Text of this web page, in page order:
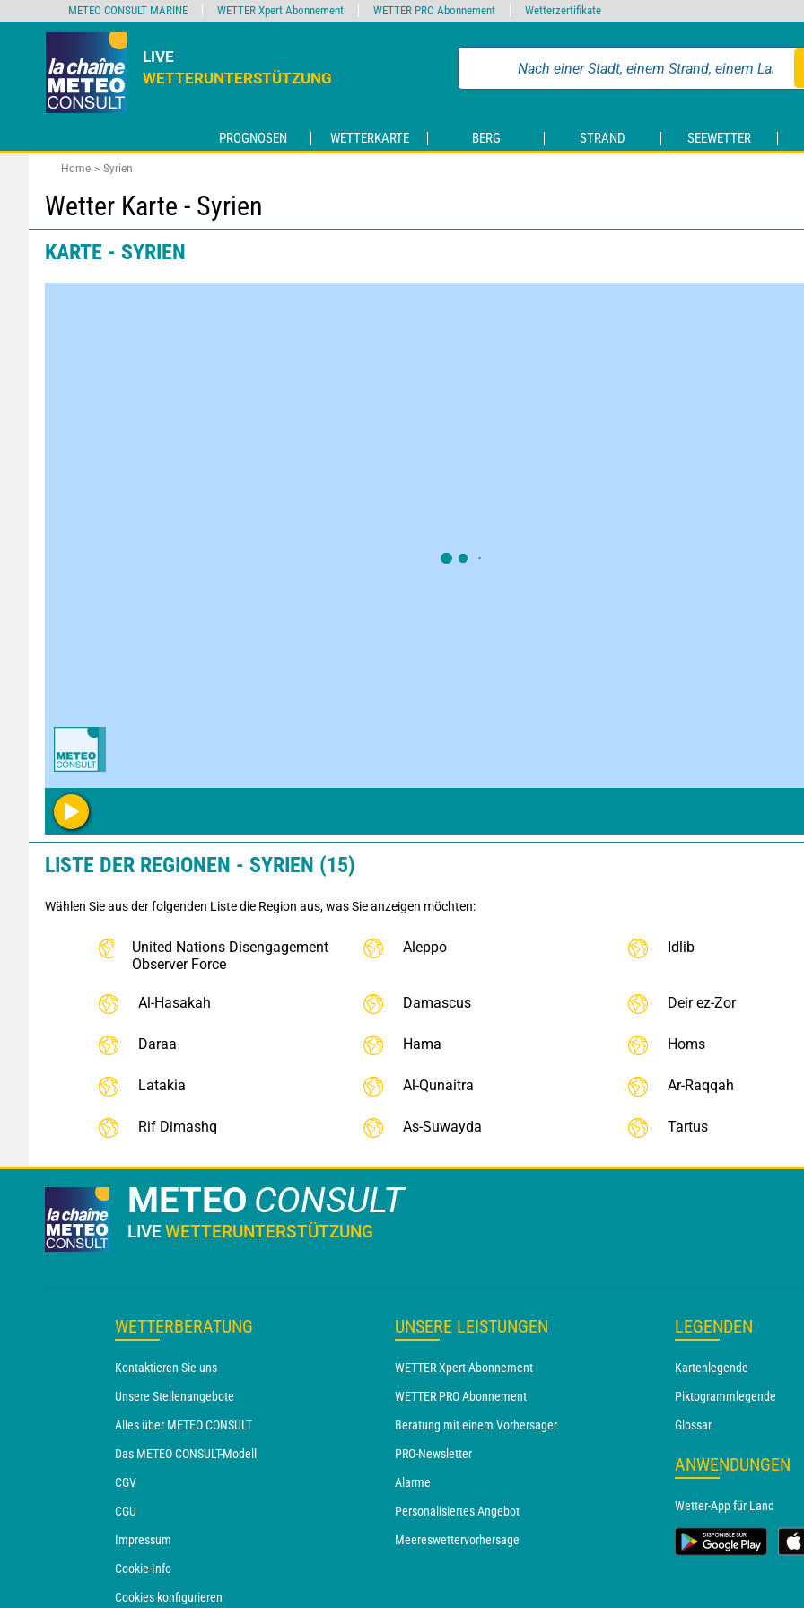
LIVE
WETTERUNTERSTÜTZUNG
PROGNOSEN WETTERKARTE BERG STRAND SEEWETTER
Home Syrien
Wetter Karte - Syrien
KARTE - SYRIEN
LISTE DER REGIONEN - SYRIEN (15)
Wählen Sie aus der folgenden Liste die Region aus, was Sie anzeigen möchten:
United Nations Disengagement
Observer Force
Aleppo Idlib
Al-Hasakah Damascus Deir ez-Zor
Daraa Hama Homs
Latakia Al-Qunaitra Ar-Raqqah
Rif Dimashq As-Suwayda Tartus
METEO CONSULT
LIVEWETTERUNTERSTÜTZUNG
WETTERBERATUNG
Kontaktieren Sie uns
Unsere Stellenangebote
Alles über METEO CONSULT
Das METEO CONSULT-Modell
CGV
CGU
Impressum
Cookie-Info
Cookies konfigurieren
UNSERE LEISTUNGEN
WETTER Xpert Abonnement
WETTER PRO Abonnement
Beratung mit einem Vorhersager
PRO-Newsletter
Alarme
Personalisiertes Angebot
Meereswettervorhersage
LEGENDEN
Kartenlegende
Piktogrammlegende
Glossar
ANWENDUNGEN
Wetter-App für Land
METEO CONSULT MARINE WETTER Xpert Abonnement WETTER PRO Abonnement Wetterzertifikate